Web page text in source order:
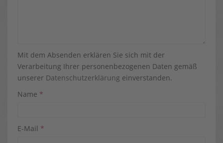
Mit dem Absenden erklären Sie sich mit der
Verarbeitung Ihrer personenbezogenen Daten gemäß
unserer Datenschutzerklärung einverstanden.
Name *
E-Mail *